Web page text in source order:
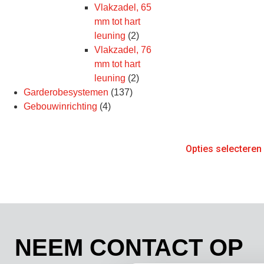
Vlakzadel, 65
mm tot hart
leuning (2)
Vlakzadel, 76
mm tot hart
leuning (2)
Garderobesystemen (137)
Gebouwinrichting (4)
Opties selecteren
NEEM CONTACT OP